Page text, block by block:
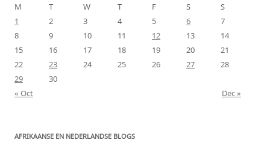
M
T W T F S
S
1
2 3 4 5 6
7
8
9 10 11 12 13
14
15
16 17 18 19 20
21
22
23 24 25 26 27
28
29
30
« Oct
Dec »
AFRIKAANSE EN NEDERLANDSE BLOGS